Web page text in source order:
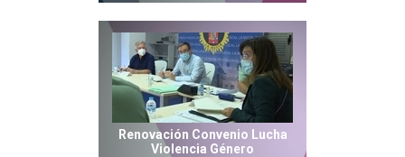
Renovación Convenio Lucha
Violencia Género